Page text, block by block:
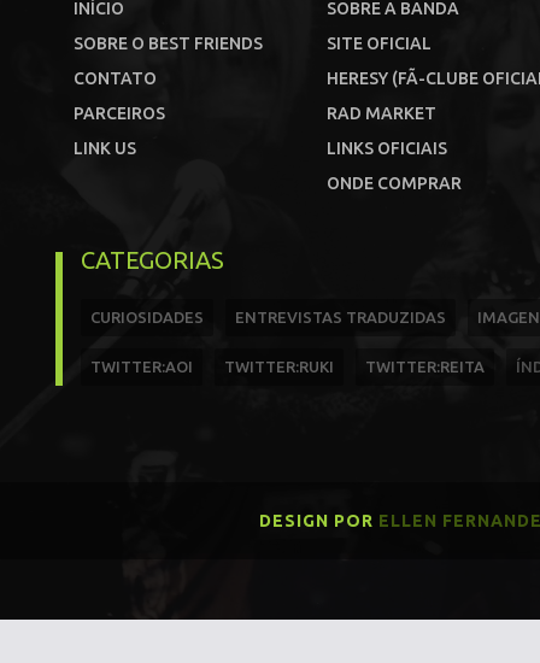
INÍCIO
SOBRE O BEST FRIENDS
CONTATO
PARCEIROS
LINK US
SOBRE A BANDA
SITE OFICIAL
HERESY (FÃ-CLUBE
RAD MARKET
LINKS OFICIAIS
ONDE COMPRAR
CATEGORIAS
CURIOSIDADES ENTREVISTAS TRADUZIDAS
TWITTER:AOI TWITTER:RUKI TWITTER:REITA
DESIGN POR ELLEN